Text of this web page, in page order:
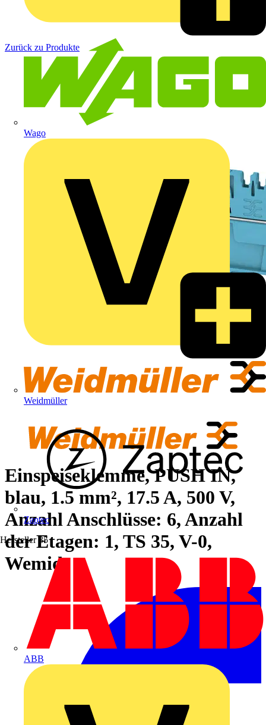
Wago
Weidmüller
Zaptec
Hersteller 35
ABB
Zurück zu Produkte
Einspeiseklemme, PUSH IN,
blau, 1.5 mm², 17.5 A, 500 V,
Anzahl Anschlüsse: 6, Anzahl
der Etagen: 1, TS 35, V-0,
Wemid